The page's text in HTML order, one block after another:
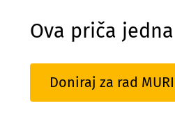
Ova priča
Doniraj za rad